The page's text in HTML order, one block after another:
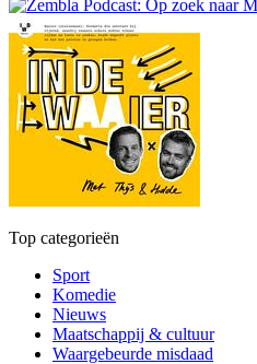
Top categorieën
Sport
Komedie
Nieuws
Maatschappij & cultuur
Waargebeurde misdaad